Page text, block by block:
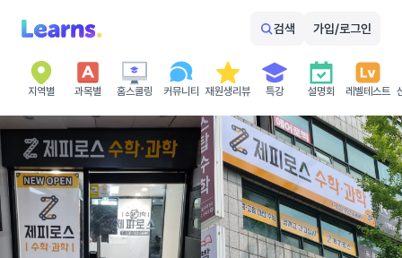
검색 가입/로그인
지역별 과목별 홈스쿨링 커뮤니티 재원생리뷰 특강 설명회 레벨테스트